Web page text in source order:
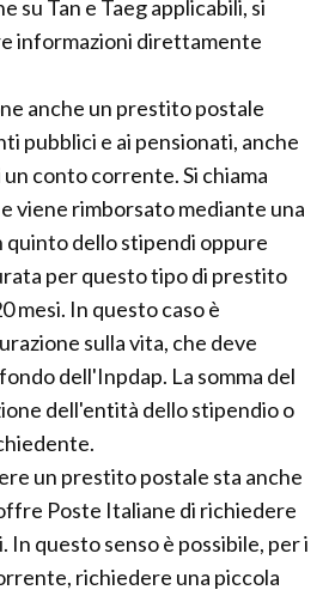
su Tan e Taeg applicabili, si
informazioni direttamente
anche un prestito postale
pubblici e ai pensionati, anche
conto corrente. Si chiama
viene rimborsato mediante una
dello stipendi oppure
per questo tipo di prestito
mesi. In questo caso è
sulla vita, che deve
dell'Inpdap. La somma del
dell'entità dello stipendio o
un prestito postale sta anche
Poste Italiane di richiedere
questo senso è possibile, per i
richiedere una piccola